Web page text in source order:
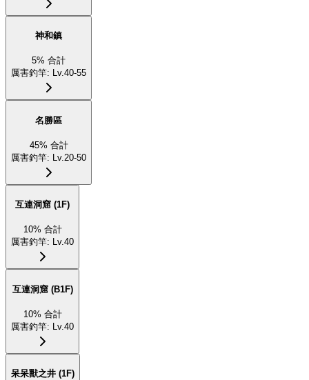
神和鎮
5% 合計
厲害釣竿: Lv.40-55
名勝區
45% 合計
厲害釣竿: Lv.20-50
互連洞窟 (1F)
10% 合計
厲害釣竿: Lv.40
互連洞窟 (B1F)
10% 合計
厲害釣竿: Lv.40
呆呆獸之井 (1F)